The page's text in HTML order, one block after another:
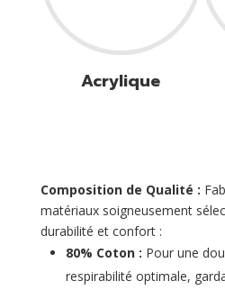
Acrylique
Composition de Qualité :
matériaux soigneusement
durabilité et confort :
80% Coton : Pour une
respirabilité optimale,